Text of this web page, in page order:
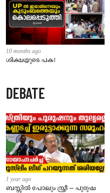
10 months ago
ശിക്ഷയുടെ പക!
DEBATE
1 year ago
ബസ്സിൽ പോലും സ്ത്രീ – പുരുഷ